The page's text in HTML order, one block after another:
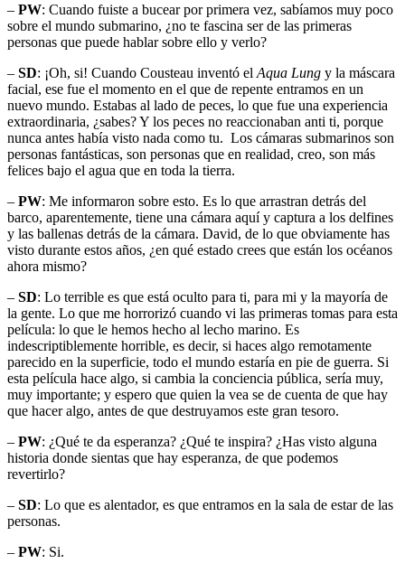
– PW: Cuando fuiste a bucear por primera vez, sabíamos muy poco
sobre el mundo submarino, ¿no te fascina ser de las primeras
personas que puede hablar sobre ello y verlo?
– SD: ¡Oh, si! Cuando Cousteau inventó el Aqua Lung y la máscara
facial, ese fue el momento en el que de repente entramos en un
nuevo mundo. Estabas al lado de peces, lo que fue una experiencia
extraordinaria, ¿sabes? Y los peces no reaccionaban anti ti, porque
nunca antes había visto nada como tu. Los cámaras submarinos son
personas fantásticas, son personas que en realidad, creo, son más
felices bajo el agua que en toda la tierra.
– PW: Me informaron sobre esto. Es lo que arrastran detrás del
barco, aparentemente, tiene una cámara aquí y captura a los delfines
y las ballenas detrás de la cámara. David, de lo que obviamente has
visto durante estos años, ¿en qué estado crees que están los océanos
ahora mismo?
– SD: Lo terrible es que está oculto para ti, para mi y la mayoría de
la gente. Lo que me horrorizó cuando vi las primeras tomas para esta
película: lo que le hemos hecho al lecho marino. Es
indescriptiblemente horrible, es decir, si haces algo remotamente
parecido en la superficie, todo el mundo estaría en pie de guerra. Si
esta película hace algo, si cambia la conciencia pública, sería muy,
muy importante; y espero que quien la vea se de cuenta de que hay
que hacer algo, antes de que destruyamos este gran tesoro.
– PW: ¿Qué te da esperanza? ¿Qué te inspira? ¿Has visto alguna
historia donde sientas que hay esperanza, de que podemos
revertirlo?
– SD: Lo que es alentador, es que entramos en la sala de estar de las
personas.
– PW: Si.